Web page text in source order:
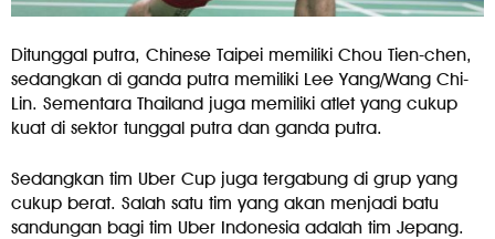
Ditunggal putra, Chinese Taipei memiliki Chou Tien-chen,
sedangkan di ganda putra memiliki Lee Yang/Wang Chi-
Lin. Sementara Thailand juga memiliki atlet yang cukup
kuat di sektor tunggal putra dan ganda putra.
Sedangkan tim Uber Cup juga tergabung di grup yang
cukup berat. Salah satu tim yang akan menjadi batu
sandungan bagi tim Uber Indonesia adalah tim Jepang.